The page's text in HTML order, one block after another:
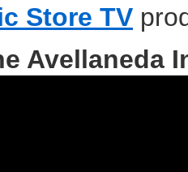
Store TV
Avellaneda